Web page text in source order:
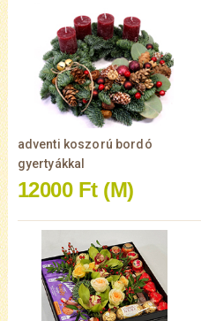
adventi koszorú bordó
gyertyákkal
12000 Ft (M)